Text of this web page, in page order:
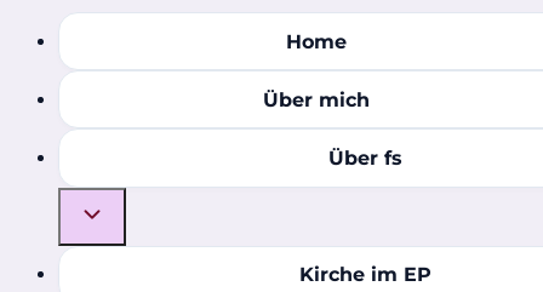
Home
Über mich
Über fs
Kirche im EP